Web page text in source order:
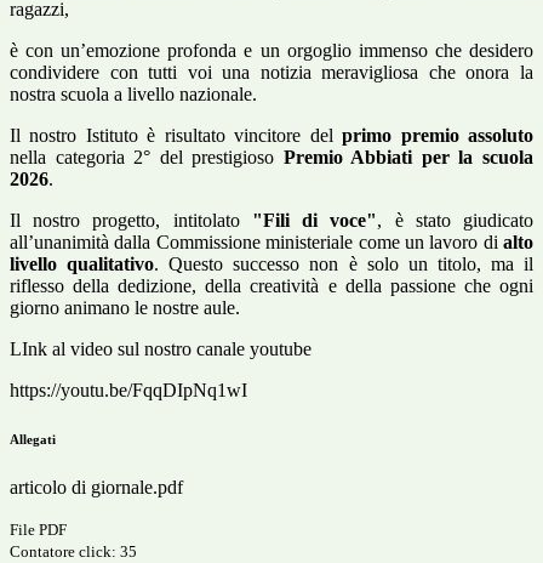
ragazzi,
è con un’emozione profonda e un orgoglio immenso che desidero
condividere con tutti voi una notizia meravigliosa che onora la
nostra scuola a livello nazionale.
Il nostro Istituto è risultato vincitore delprimo premio assoluto
nella categoria 2° del prestigioso Premio Abbiati per la scuola
2026.
Il nostro progetto, intitolato "Fili di voce", è stato giudicato
all’unanimità dalla Commissione ministeriale come un lavoro di alto
livello qualitativo. Questo successo non è solo un titolo, ma il
riflesso della dedizione, della creatività e della passione che ogni
giorno animano le nostre aule.
LInk al video sul nostro canale youtube
https://youtu.be/FqqDIpNq1wI
Allegati
articolo di giornale.pdf
File PDF
Contatore click: 35